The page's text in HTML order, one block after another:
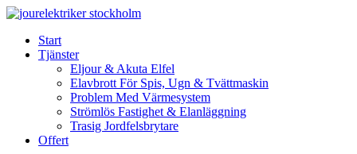
Skip
contentStart
Tjänster
Eljour & Akuta Elfel
Elavbrott För Spis, Ugn & Tvättmaskin
Problem Med Värmesystem
Strömlös Fastighet & Elanläggning
Trasig Jordfelsbrytare
Offert